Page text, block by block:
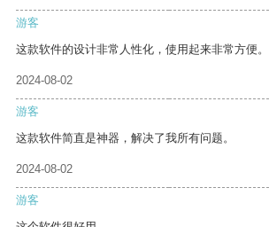
游客
这款软件的设计非常人性化，使用起来非常方便。
2024-08-02
游客
这款软件简直是神器，解决了我所有问题。
2024-08-02
游客